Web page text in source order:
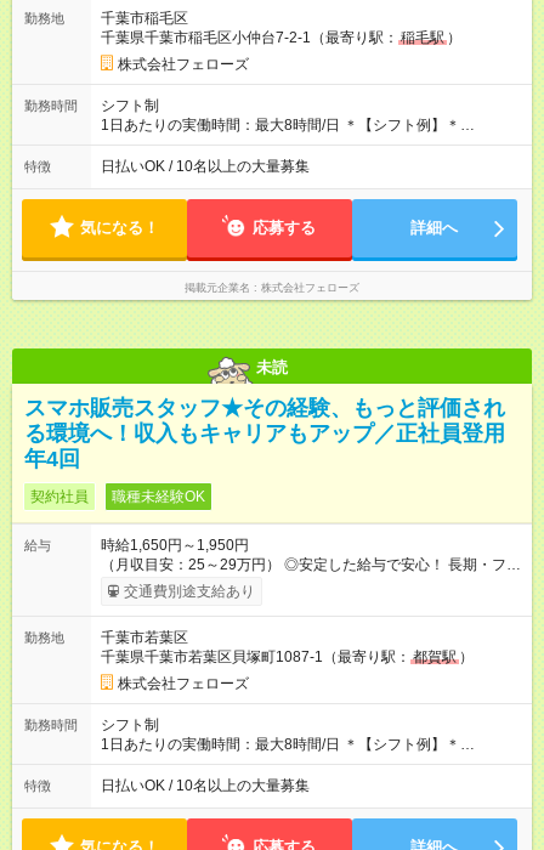
たいという人もいると思います。このあたりは柔軟に対応する
ので、お気軽にご相談ください！ ※2ヶ月の試用期間がありま
す。その間の給与・待遇に変更はありません。 【試用期間】試
用期間あり 試用期間の長さ：2ヶ月 雇用形態、給与は本採用時
と同じです。
勤務地
千葉市稲毛区
千葉県千葉市稲毛区小仲台7-2-1（最寄り駅： 稲毛駅 ）
株式会社フェローズ
勤務時間
シフト制
1日あたりの実働時間：最大8時間/日 ＊【シフト例】＊
(1) 10:00～19:00 (2) 11:00～20:00 (3) 12:00～21:00 など ◎
いずれも実働8時間・休憩1時間です。中抜けシフトなどはあり
たい」などあれば相談に応じますのでおっしゃってください！
特徴 日払いOK / 10名以上の大量募集
気になる！ 応募する 詳細へ
掲載元企業名 株式会社フェローズ
未読
スマホ販売スタッフ★その経験、もっと評価され
る環境へ！収入もキャリアもアップ／正社員登用
年4回
契約社員 職種未経験OK
給与
時給1,650円～1,950円
（月収目安：25～29万円） ◎安定した給与で安心！ 長期・フル
タイムで勤務いただける方にお越しいただきたいと思っていま
す。シフトが削られることはないので、安定した給与が入りま
たいという人もいると思います。このあたりは柔軟に対応する
ので、お気軽にご相談ください！ ※2ヶ月の試用期間がありま
す。その間の給与・待遇に変更はありません。 【試用期間】試
用期間あり 試用期間の長さ：2ヶ月 雇用形態、給与は本採用時
と同じです。
交通費別途支給あり
勤務地
千葉市若葉区
千葉県千葉市若葉区貝塚町1087-1（最寄り駅： 都賀駅 ）
株式会社フェローズ
勤務時間
シフト制
1日あたりの実働時間：最大8時間/日 ＊【シフト例】＊
(1) 10:00～19:00 (2) 11:00～20:00 (3) 12:00～21:00 など ◎
いずれも実働8時間・休憩1時間です。中抜けシフトなどはあり
たい」などあれば相談に応じますのでおっしゃってください！
特徴 日払いOK / 10名以上の大量募集